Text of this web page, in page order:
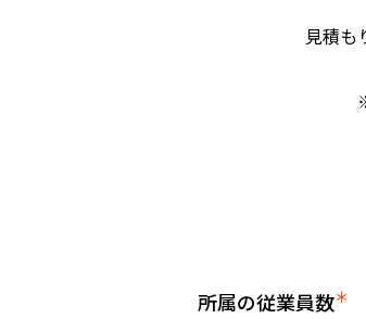
見積も
所属の従業員数＊